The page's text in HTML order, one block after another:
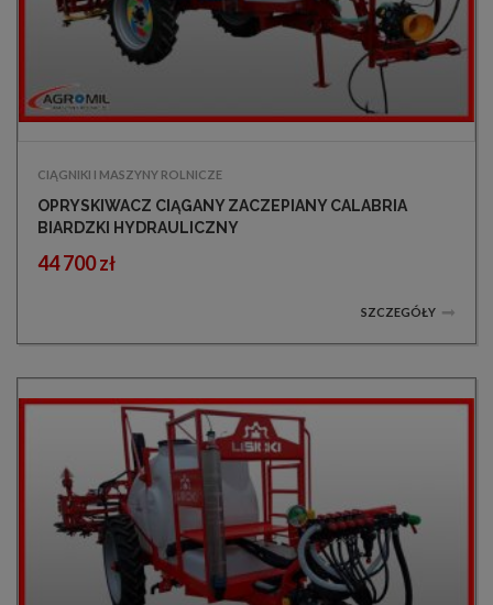
CIĄGNIKI I MASZYNY ROLNICZE
OPRYSKIWACZ CIĄGANY ZACZEPIANY CALABRIA
BIARDZKI HYDRAULICZNY
44 700 zł
SZCZEGÓŁY